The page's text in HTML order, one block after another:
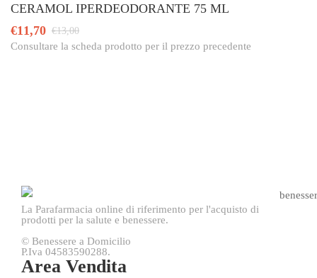
CERAMOL IPERDEODORANTE 75 ML
€11,70 €13,00
Consultare la scheda prodotto per il prezzo precedente
La Parafarmacia online di riferimento per l'acquisto di
prodotti per la salute e benessere.
© Benessere a Domicilio
P.Iva 04583590288.
Area Vendita